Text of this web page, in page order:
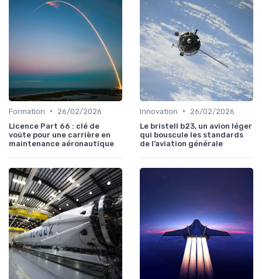
Formation •
26/02/2026
Licence Part 66 : clé de
voûte pour une carrière en
maintenance aéronautique
Innovation •
26/02/2026
Le bristell b23, un avion léger
qui bouscule les standards
de l’aviation générale